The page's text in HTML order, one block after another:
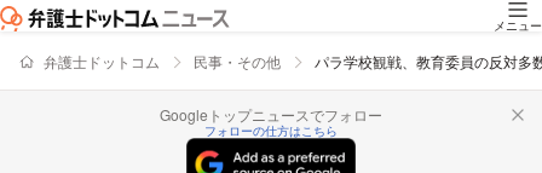
メニュー
弁護士ドットコム 民事・その他 パラ学校観戦、教育委員の反対
Googleトップニュースでフォロー
フォローの仕方はこちら